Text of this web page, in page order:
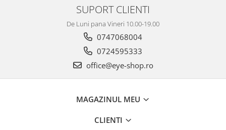
SUPORT CLIENTI
De Luni pana Vineri 10.00-19.00
0747068004
0724595333
office@eye-shop.ro
MAGAZINUL MEU
CLIENTI